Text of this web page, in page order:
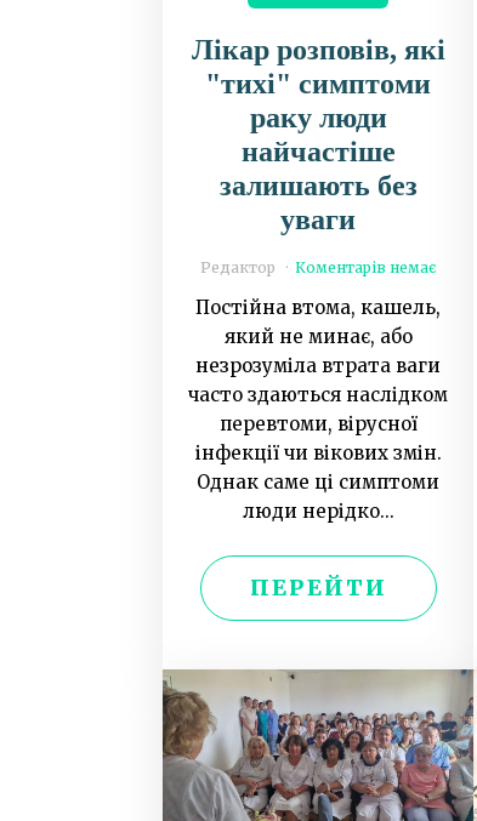
Лікар розповів, які
"тихі" симптоми
раку люди
найчастіше
залишають без
уваги
Редактор Коментарів немає
Постійна втома, кашель,
який не минає, або
незрозуміла втрата ваги
часто здаються наслідком
перевтоми, вірусної
інфекції чи вікових змін.
Однак саме ці симптоми
люди нерідко...
ПЕРЕЙТИ